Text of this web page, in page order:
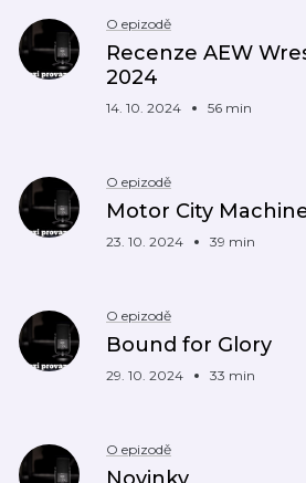
O epizodě
Recenze AEW
2024
14. 10. 2024 56 min
O epizodě
Motor City
23. 10. 2024 39 min
O epizodě
Bound for Glory
29. 10. 2024 33 min
O epizodě